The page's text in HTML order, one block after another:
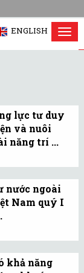
ENGLISH
lực tư duy
và nuôi
năng trí ...
chức, đánh
hành
nuôi
trí tuệ
nước ngoài
Nam quý I
góp vốn
khả năng